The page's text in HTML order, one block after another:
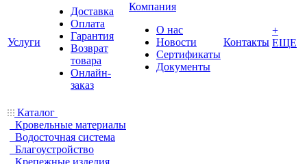
Услуги
Доставка
Оплата
Гарантия
Возврат
товара
Онлайн-
заказ
Компания
О нас
Новости
Сертификаты
Документы
Контакты
+
ЕЩЕ
Каталог
Кровельные материалы
Водосточная система
Благоустройство
Крепежные изделия